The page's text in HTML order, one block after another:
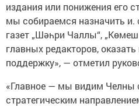
издания или понижения его
мы собираемся назначить и.
газет „Шәһри Чаллы“,
главных редакторов,
поддержку», — отметил
«Главное — мы видим Челны
стратегическим